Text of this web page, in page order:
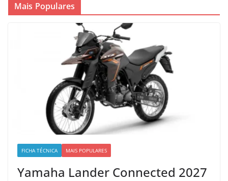
Mais Populares
FICHA TÉCNICA MAIS POPULARES
Yamaha Lander Connected 2027